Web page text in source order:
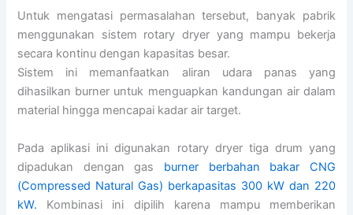
Untuk mengatasi permasalahan tersebut, banyak pabrik
menggunakan sistem rotary dryer yang mampu bekerja
secara kontinu dengan kapasitas besar.
Sistem ini memanfaatkan aliran udara panas yang
dihasilkan burner untuk menguapkan kandungan air dalam
material hingga mencapai kadar air target.
Pada aplikasi ini digunakan rotary dryer tiga drum yang
dipadukan dengan gas burner berbahan bakar CNG
(Compressed Natural Gas) berkapasitas 300 kW dan 220
kW. Kombinasi ini dipilih karena mampu memberikan